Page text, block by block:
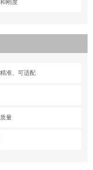
刚度
准、可适配
量